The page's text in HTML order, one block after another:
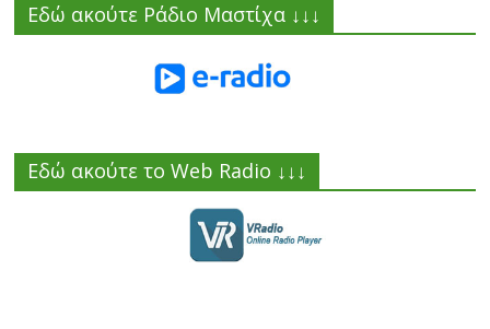
Εδώ ακούτε Ράδιο Μαστίχα ↓↓↓
Εδώ ακούτε το Web Radio ↓↓↓